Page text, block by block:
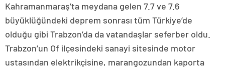
Kahramanmaraş’ta meydana gelen 7.7 ve 7.6
büyüklüğündeki deprem sonrası tüm Türkiye’de
olduğu gibi Trabzon’da da vatandaşlar seferber oldu.
Trabzon’un Of ilçesindeki sanayi sitesinde motor
ustasından elektrikçisine, marangozundan kaporta